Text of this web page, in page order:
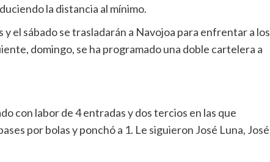
la distancia al mínimo.
el sábado se trasladarán a Navojoa para enfrentar a los
domingo, se ha programado una doble cartelera a
con labor de 4 entradas y dos tercios en las que
por bolas y ponchó a 1. Le siguieron José Luna, José